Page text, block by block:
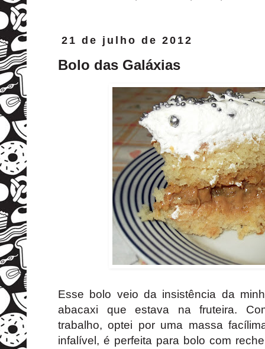
21 de julho de 2012
Bolo das Galáxias
Esse bolo veio da insistência da
abacaxi que estava na fruteira.
trabalho, optei por uma massa
infalível, é perfeita para bolo com